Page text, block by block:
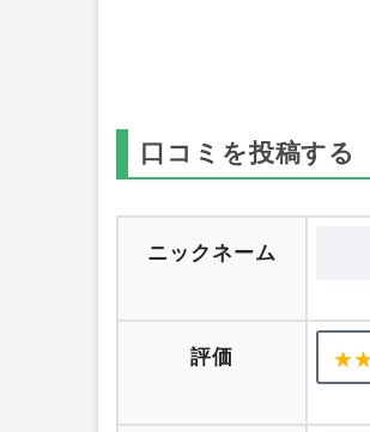
口コミを投稿する
ニックネーム